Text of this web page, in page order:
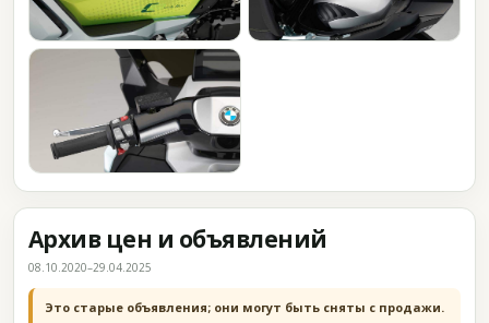
Архив цен и объявлений
08.10.2020–29.04.2025
Это старые объявления; они могут быть сняты с продажи.